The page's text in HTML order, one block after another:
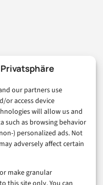
our partners use
or access device
will allow us and
such as browsing behavior
) personalized ads. Not
adversely affect certain
make granular